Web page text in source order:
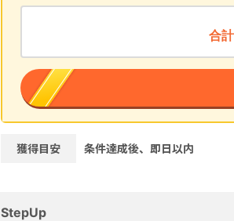
合計
獲得目安 条件達成後、即日以内
StepUp